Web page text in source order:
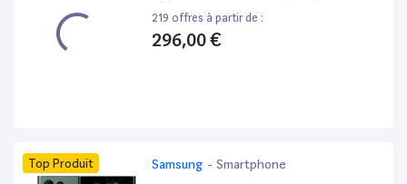
219 offres à partir de :
296,00 €
Top Produit Samsung - Smartphone